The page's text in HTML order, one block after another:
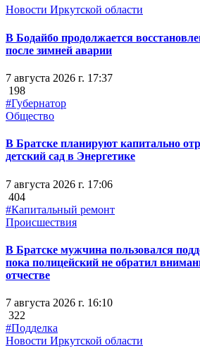
Новости Иркутской области
В Бодайбо продолжается
после зимней аварии
7 августа 2026 г. 17:37
198
#Губернатор
Общество
В Братске планируют капитально
детский сад в Энергетике
7 августа 2026 г. 17:06
404
#Капитальный ремонт
Происшествия
В Братске мужчина пользовался
пока полицейский не обратил
отчестве
7 августа 2026 г. 16:10
322
#Подделка
Новости Иркутской области